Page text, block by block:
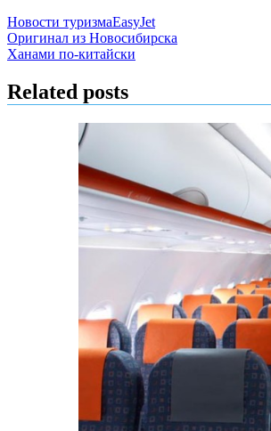
Новости туризмаEasyJet
Навигация
по
записям
Оригинал из Новосибирска
Ханами по-китайски
Related posts